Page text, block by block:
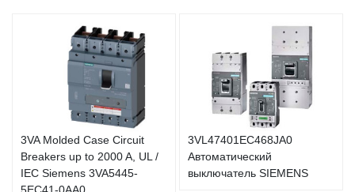
3VA Molded Case Circuit
Breakers up to 2000 A, UL /
IEC Siemens 3VA5445-
3VL47401EC468JA0
Автоматический
выключатель SIEMENS